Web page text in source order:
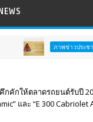
ภาพข่าวประชาสัมพันธ์ ททท
กคักให้ตลาดรถยนต์รับปี
และ “E 300